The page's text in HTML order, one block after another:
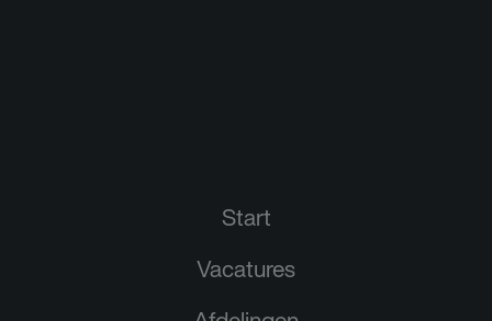
Start
Vacatures